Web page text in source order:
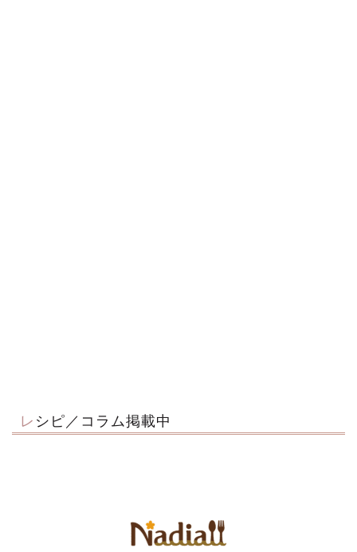
レシピ／コラム掲載中